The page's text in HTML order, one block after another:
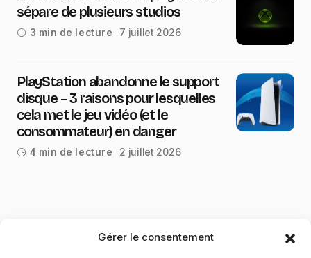
Gérer le consentement
sépare de plusieurs studios
3 min de lecture 7 juillet 2026
PlayStation abandonne le support
disque – 3 raisons pour lesquelles
cela met le jeu vidéo (et le
consommateur) en danger
4 min de lecture 2 juillet 2026